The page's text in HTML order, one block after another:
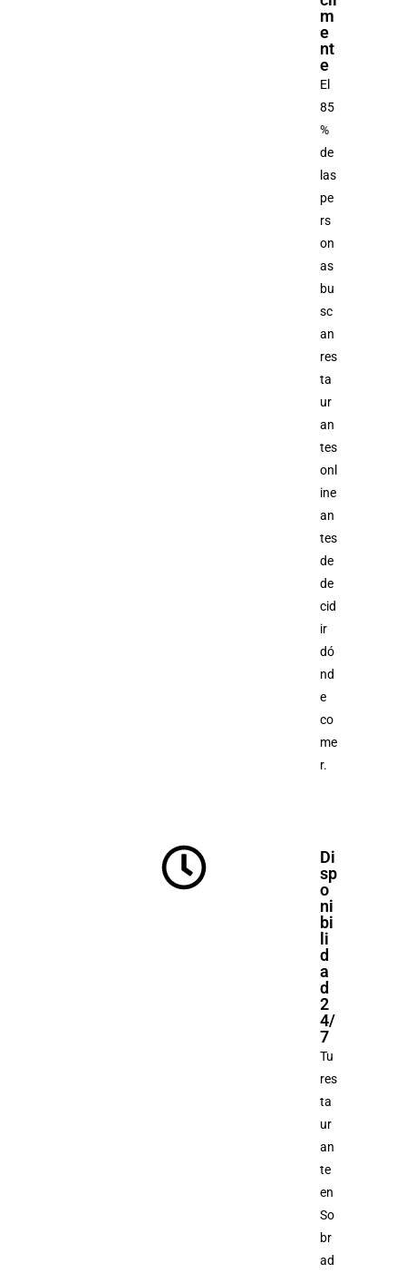
m
e
nt
e
El
85
%
de
las
pe
rs
on
as
bu
sc
an
res
ta
ur
an
tes
onl
ine
an
tes
de
de
cid
ir
dó
nd
e
co
me
r.
Di
sp
o
ni
bi
li
d
a
d
2
4/
7
Tu
res
ta
ur
an
te
en
So
br
ad